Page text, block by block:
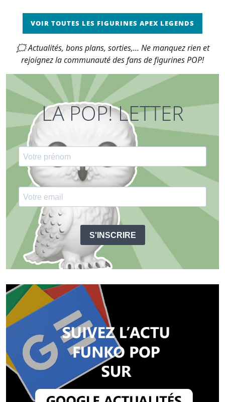
VOIR TOUTES LES FIGURINES APEX LEGENDS
🗯 Actualités, bons plans, sorties,... Ne manquez rien et
rejoignez la communauté des fans de figurines POP!
LA POP! LETTER
S'INSCRIRE